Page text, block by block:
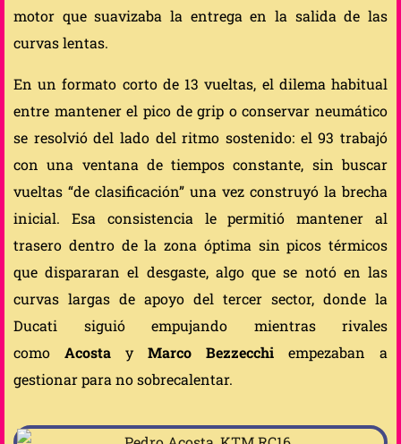
motor que suavizaba la entrega en la salida de las
curvas lentas.
En un formato corto de 13 vueltas, el dilema habitual
entre mantener el pico de grip o conservar neumático
se resolvió del lado del ritmo sostenido: el 93 trabajó
con una ventana de tiempos constante, sin buscar
vueltas “de clasificación” una vez construyó la brecha
inicial. Esa consistencia le permitió mantener al
trasero dentro de la zona óptima sin picos térmicos
que dispararan el desgaste, algo que se notó en las
curvas largas de apoyo del tercer sector, donde la
Ducati siguió empujando mientras rivales
como Acosta y Marco Bezzecchi empezaban a
gestionar para no sobrecalentar.